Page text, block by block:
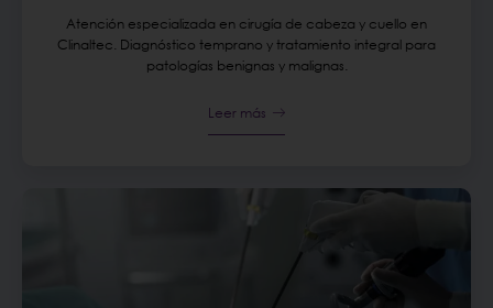
Atención especializada en cirugía de cabeza y cuello en
Clinaltec. Diagnóstico temprano y tratamiento integral para
patologías benignas y malignas.
Leer más